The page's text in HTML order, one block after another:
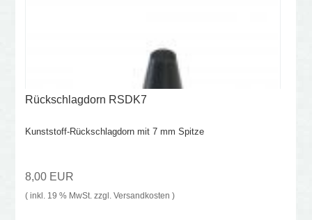
Rückschlagdorn RSDK7
Kunststoff-Rückschlagdorn mit 7 mm Spitze
8,00 EUR
( inkl. 19 % MwSt. zzgl. Versandkosten )